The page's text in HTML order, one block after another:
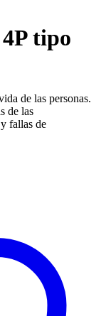
tipo
de las personas.
de las
fallas de